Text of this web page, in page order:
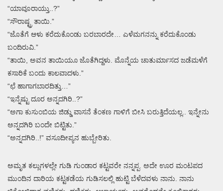
“ಯಾವೂರಾಯ್ತು..?”
“ಸೌರಾಷ್ಟ್ರ ತಾಯಿ.”
“ಜೊತೆಗೆ ಆಳು ಕರೆದುಕೊಂಡು ಬರಬಾರದೇ… ಎಳೆಮಗನನ್ನು ಕರೆದುಕೊಂಡು
ಬಂದಿರುವಿ.”
“ತಾಯಿ, ಅವನ ತಾಯಿಯೂ ಜೊತೆಗಿದ್ದಳು. ಮೊನ್ನೆಯ ಚಾತುರ್ಮಾಸದ ಜಡೆಮಳೆಗೆ
ಕಸಾರಿಕೆ ಬಂದು ಕಾಲವಾದಳು.”
“ಛೆ ಹಾಗಾಗಬಾರದಿತ್ತು…”
“ಇನ್ನೆಷ್ಟು ದೂರ ಅನ್ನದಗಿರಿ..?”
“ಅಗಾ ಕುಸುಂಬಿಯ ಜಿಡ್ಡು ವಾಸನೆ ತೆಂಕಣ ಗಾಳಿಗೆ ಬೀಸಿ ಬರುತ್ತಿದೆಯಲ್ಲ.. ಇನ್ನೇನು
ಅನ್ನದಗಿರಿ ಬಂದೇ ಬಿಟ್ಟಿತು.”
“ಅನ್ನದಗಿರಿ..!” ವಸೂದೀಪ್ಯನ ಹುಬ್ಬೇರಿತು.
ಅಮೃತ ಕಲ್ಲುಗಳಲ್ಲೇ ಗುಡಿ ಗುಂಡಾರ ಕಟ್ಟವರೇ ನನ್ನಪ್ಪ. ಅದೇ ಊರ ಮಂಟಪದ
ಮುಂದಿನ ದಾರಿಯ ಕಟ್ಟಕಡೆಯ ಗುಡಿಸಲಲ್ಲಿ ಹುಟ್ಟಿ ಬೆಳೆದವಳು ನಾನು. ನಾನು